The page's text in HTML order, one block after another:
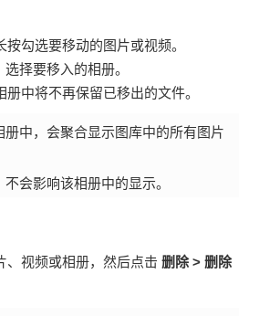
按勾选要移动的图片或视频。
选择要移入的相册。
中将不再保留已移出的文件。
册中，会聚合显示图库中的所有图片
会影响该相册中的显示。
、视频或相册，然后点击 删除>删除